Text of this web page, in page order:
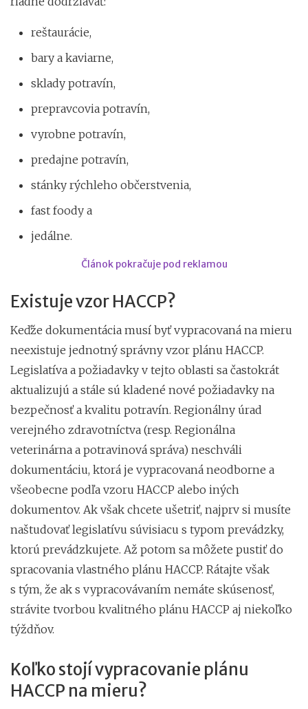
reštaurácie,
bary a kaviarne,
sklady potravín,
prepravcovia potravín,
vyrobne potravín,
predajne potravín,
stánky rýchleho občerstvenia,
fast foody a
jedálne.
Článok pokračuje pod reklamou
Existuje vzor HACCP?
Keďže dokumentácia musí byť vypracovaná na mieru
neexistuje jednotný správny vzor plánu HACCP.
Legislatíva a požiadavky v tejto oblasti sa častokrát
aktualizujú a stále sú kladené nové požiadavky na
bezpečnosť a kvalitu potravín. Regionálny úrad
verejného zdravotníctva (resp. Regionálna
veterinárna a potravinová správa) neschváli
dokumentáciu, ktorá je vypracovaná neodborne a
všeobecne podľa vzoru HACCP alebo iných
dokumentov. Ak však chcete ušetriť, najprv si musíte
naštudovať legislatívu súvisiacu s typom prevádzky,
ktorú prevádzkujete. Až potom sa môžete pustiť do
spracovania vlastného plánu HACCP. Rátajte však
s tým, že ak s vypracovávaním nemáte skúsenosť,
strávite tvorbou kvalitného plánu HACCP aj niekoľko
týždňov.
Koľko stojí vypracovanie plánu
HACCP na mieru?